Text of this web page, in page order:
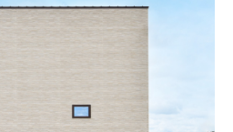
かく落ち着いた印象に